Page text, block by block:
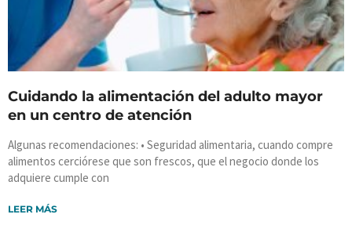
Cuidando la alimentación del adulto mayor
en un centro de atención
Algunas recomendaciones: • Seguridad alimentaria, cuando compre
alimentos cerciórese que son frescos, que el negocio donde los
adquiere cumple con
LEER MÁS